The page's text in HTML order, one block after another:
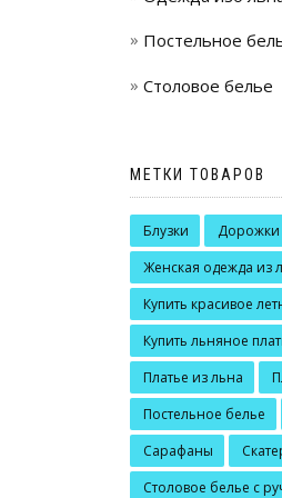
Постельное
Столовое белье
МЕТКИ ТОВАРОВ
Блузки
Дорожки
Женская одежда из
Купить красивое
Купить льняное
Платье из льна
Постельное белье
Сарафаны
Столовое белье с